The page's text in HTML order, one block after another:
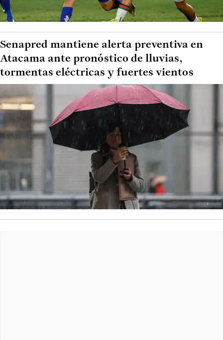
Senapred mantiene alerta preventiva en
Atacama ante pronóstico de lluvias,
tormentas eléctricas y fuertes vientos